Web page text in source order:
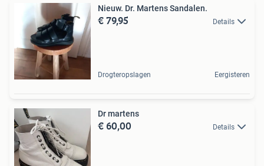
Nieuw. Dr. Martens Sandalen.
€ 79,95 Details
Drogteropslagen Eergisteren
Dr martens
€ 60,00 Details